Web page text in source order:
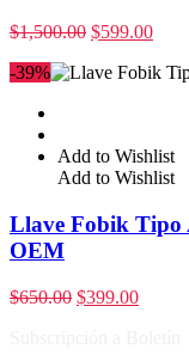
$1,500.00 $599.00
-39%
Add to Wishlist
Add to Wishlist
Llave Fobik Tipo
OEM
$650.00 $399.00